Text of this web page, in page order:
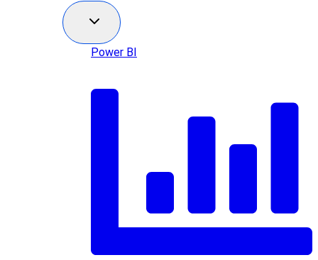
Power BI